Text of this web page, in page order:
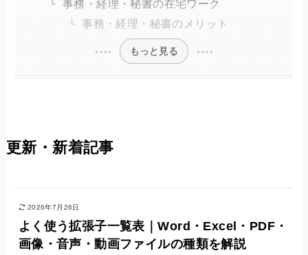
事務・経理・秘書の在宅ワーク
事務・経理・秘書のメリット
もっと見る
更新・新着記事
2026年7月26日
よく使う拡張子一覧表｜Word・Excel・PDF・
画像・音声・動画ファイルの種類を解説